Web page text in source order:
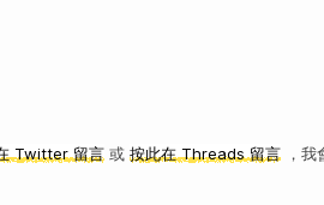
Twitter 留言 或 按此在 Threads 留言 ，我